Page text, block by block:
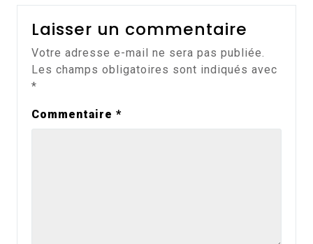
Laisser un commentaire
Votre adresse e-mail ne sera pas publiée.
Les champs obligatoires sont indiqués avec
*
Commentaire *